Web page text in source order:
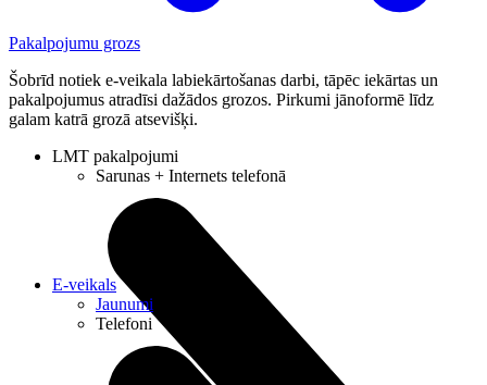
Pakalpojumu grozs
Šobrīd notiek e-veikala labiekārtošanas darbi, tāpēc iekārtas un
pakalpojumus atradīsi dažādos grozos. Pirkumi jānoformē līdz
galam katrā grozā atsevišķi.
LMT pakalpojumi
Sarunas + Internets telefonā
E-veikals
Jaunumi
Telefoni